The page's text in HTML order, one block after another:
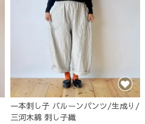
一本刺し子 バルーンパンツ/生成り/
三河木綿 刺し子織